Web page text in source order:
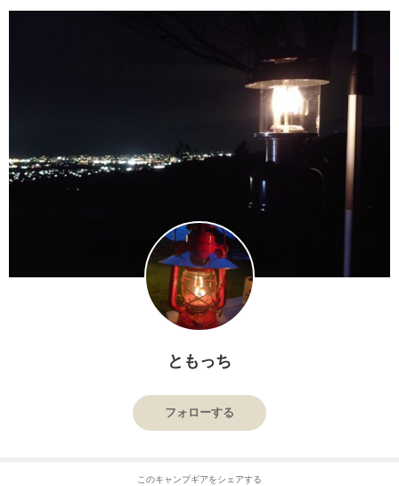
ともっち
フォローする
このキャンプギアをシェアする